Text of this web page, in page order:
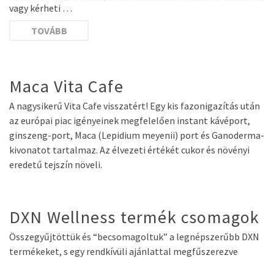
vagy kérheti …
TOVÁBB
Maca Vita Cafe
A nagysikerű Vita Cafe visszatért! Egy kis fazonigazítás után
az európai piac igényeinek megfelelően instant kávéport,
ginszeng-port, Maca (Lepidium meyenii) port és Ganoderma-
kivonatot tartalmaz. Az élvezeti értékét cukor és növényi
eredetű tejszín növeli.
DXN Wellness termék csomagok
Összegyűjtöttük és “becsomagoltuk” a legnépszerűbb DXN
termékeket, s egy rendkívüli ajánlattal megfűszerezve